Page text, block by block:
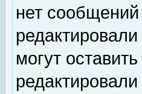
нет
могут